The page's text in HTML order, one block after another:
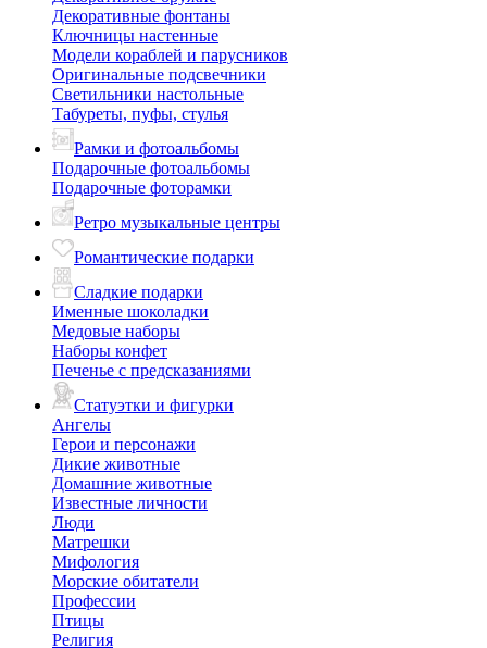
Декоративные фонтаны
Ключницы настенные
Модели кораблей и парусников
Оригинальные подсвечники
Светильники настольные
Табуреты, пуфы, стулья
Рамки и фотоальбомы
Подарочные фотоальбомы
Подарочные фоторамки
Ретро музыкальные центры
Романтические подарки
Сладкие подарки
Именные шоколадки
Медовые наборы
Наборы конфет
Печенье с предсказаниями
Статуэтки и фигурки
Ангелы
Герои и персонажи
Дикие животные
Домашние животные
Известные личности
Люди
Матрешки
Мифология
Морские обитатели
Профессии
Птицы
Религия